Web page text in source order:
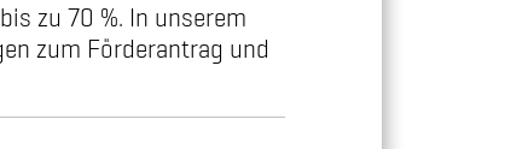
zu 70 %. In unserem
zum Förderantrag und